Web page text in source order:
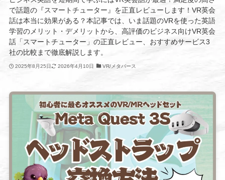
で話題の『スマートチューター』を正直レビューします！VR英会
話は本当に効果がある？本記事では、いま話題のVRを使った英語
学習のメリット・デメリットから、高評価のビジネス向けVR英会
話「スマートチューター」の正直レビュー、おすすめサービス3
社の比較まで徹底解説します。
2025年8月25日 2026年4月10日 VR/メタバース